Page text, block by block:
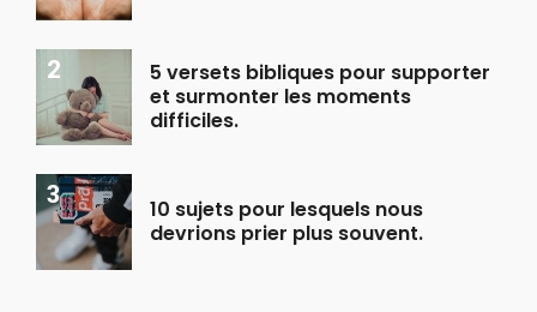
5 versets bibliques pour supporter
et surmonter les moments
difficiles.
10 sujets pour lesquels nous
devrions prier plus souvent.